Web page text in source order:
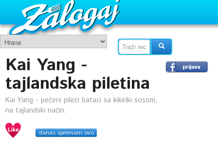
Kai Yang -
tajlandska piletina
Kai Yang - pečeni pileći bataci sa kikiriki sosom,
na tajlandski način.
danas spremam ovo